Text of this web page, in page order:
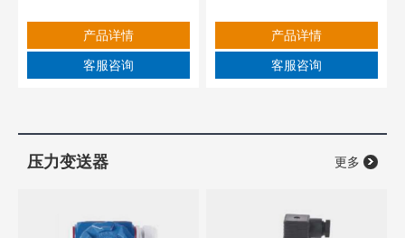
产品详情
客服咨询
产品详情
客服咨询
压力变送器 更多